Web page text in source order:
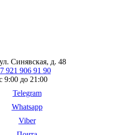
Синявская, д. 48
921 906 91 90
9:00 до 21:00
Telegram
Whatsapp
Viber